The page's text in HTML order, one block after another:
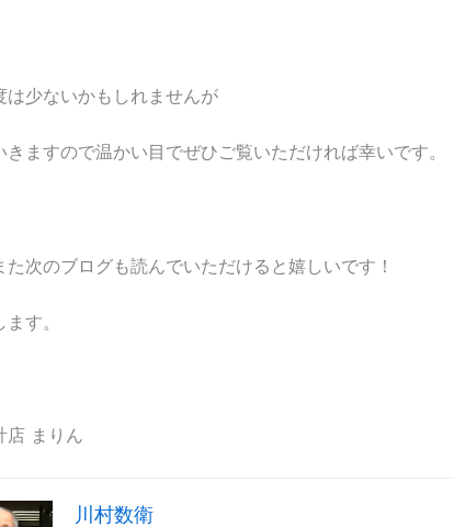
は少ないかもしれませんが
きますので温かい目でぜひご覧いただければ幸いです。
た次のブログも読んでいただけると嬉しいです！
す。
店 まりん
川村数衛